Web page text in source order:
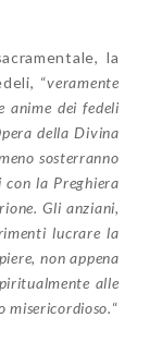
la
, “veramente
anime dei fedeli
pera della Divina
sosterranno
con la Preghiera
Gli anziani,
lucrare la
non appena
alle
misericordioso.“